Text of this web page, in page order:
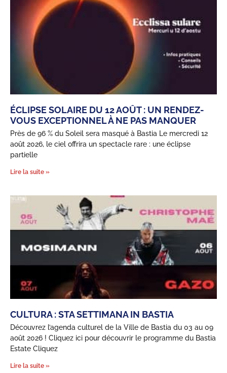
ÉCLIPSE SOLAIRE DU 12 AOÛT : UN RENDEZ-
VOUS EXCEPTIONNEL À NE PAS MANQUER
Près de 96 % du Soleil sera masqué à Bastia Le mercredi 12
août 2026, le ciel offrira un spectacle rare : une éclipse
partielle
Lire la suite »
CULTURA : STA SETTIMANA IN BASTIA
Découvrez l’agenda culturel de la Ville de Bastia du 03 au 09
août 2026 ! Cliquez ici pour découvrir le programme du Bastia
Estate Cliquez
Lire la suite »